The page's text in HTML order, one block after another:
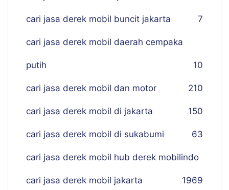
cari jasa derek mobil buncit jakarta 7
cari jasa derek mobil daerah cempaka
putih 10
cari jasa derek mobil dan motor 210
cari jasa derek mobil di jakarta 150
cari jasa derek mobil di sukabumi 63
cari jasa derek mobil hub derek mobilindo
69
cari jasa derek mobil jakarta 19